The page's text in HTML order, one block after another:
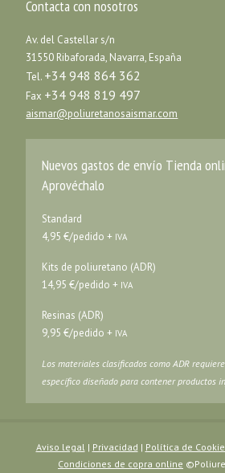
Contacta con nosotros
Av. del Castellar s/n
31550 Ribaforada, Navarra, España
Tel. +34 948 864 362
Fax +34 948 819 497
aismar@poliuretanosaismar.com
Nuevos gastos de envío Tienda
Aprovéchalo
Standard
4,95 €/pedido + IVA
Kits de poliuretano (ADR)
14,95 €/pedido + IVA
Resinas (ADR)
9,95 €/pedido + IVA
Los materiales clasificados como ADR
específico diseñado para contener productos
Aviso legal| Privacidad | Política de
Condiciones de copra online